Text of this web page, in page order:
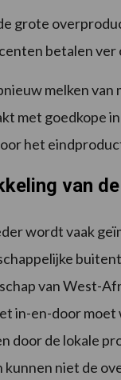
grote
betalen ver
melken
met goedkope
het
van
wordt vaak
van West-
in-en-door moet
door de lokale
niet de